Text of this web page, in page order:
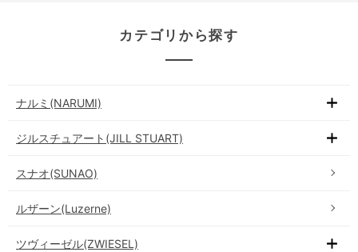
カテゴリから探す
ナルミ(NARUMI)
ジルスチュアート(JILL STUART)
スナオ(SUNAO)
ルザーン(Luzerne)
ツヴィーゼル(ZWIESEL)